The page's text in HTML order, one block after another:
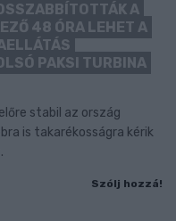
A
48 ÓRA LEHET A
PAKSI TURBINA
stabil az ország
is takarékosságra kérik
Szólj hozzá!